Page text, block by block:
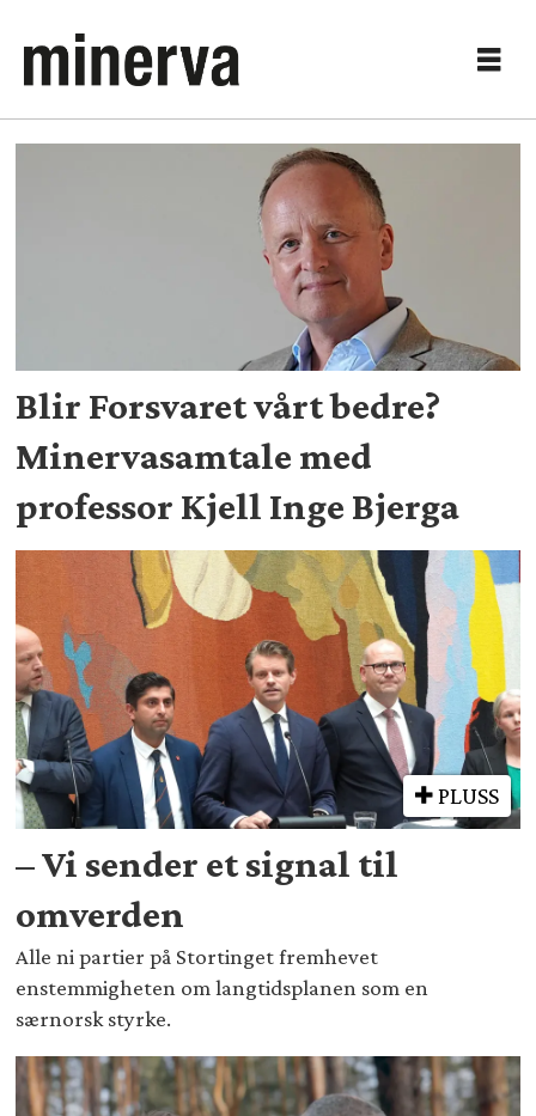
Tag:
langtidsplanen
Blir Forsvaret vårt bedre?
Minervasamtale med
professor Kjell Inge Bjerga
PLUSS
– Vi sender et signal til
omverden
Alle ni partier på Stortinget fremhevet
enstemmigheten om langtidsplanen som en
særnorsk styrke.